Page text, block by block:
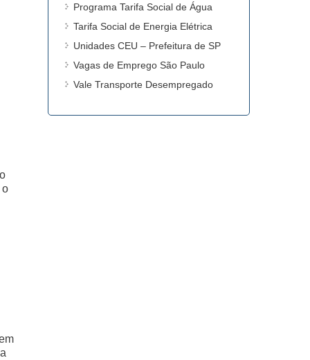
o
Programa Tarifa Social de Água
Tarifa Social de Energia Elétrica
Unidades CEU – Prefeitura de SP
Vagas de Emprego São Paulo
Vale Transporte Desempregado